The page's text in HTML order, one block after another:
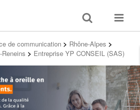
Toggle
search
Toggle
de communication > Rhône-Alpes >
> Entreprise YP CONSEIL (SAS)